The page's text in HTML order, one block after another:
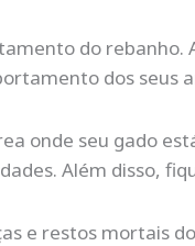
do rebanho.
dos seus
onde seu gado
Além disso,
e restos mortais